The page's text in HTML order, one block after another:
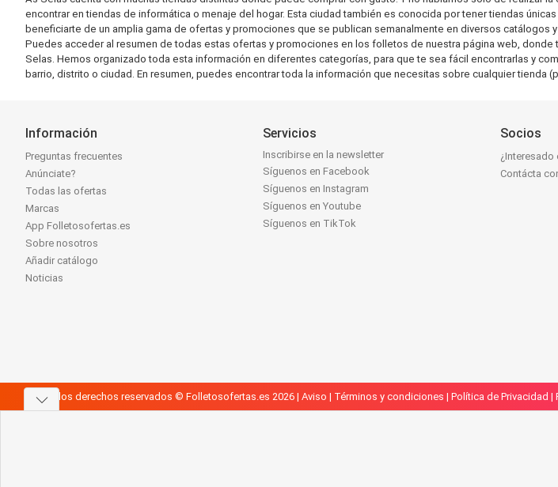
encontrar en tiendas de informática o menaje del hogar. Esta ciudad también es conocida por tener tiendas
beneficiarte de un amplia gama de ofertas y promociones que se publican semanalmente en diversos catálogos
Puedes acceder al resumen de todas estas ofertas y promociones en los folletos de nuestra página web,
Selas. Hemos organizado toda esta información en diferentes categorías, para que te sea fácil encontrarlas y
barrio, distrito o ciudad. En resumen, puedes encontrar toda la información que necesitas sobre cualquier
Información
Preguntas frecuentes
Anúnciate?
Todas las ofertas
Marcas
App Folletosofertas.es
Sobre nosotros
Añadir catálogo
Noticias
Servicios
Inscribirse en la newsletter
Síguenos en Facebook
Síguenos en Instagram
Síguenos en Youtube
Síguenos en TikTok
Socios
¿Interesado
Contácta
Todos los derechos reservados © Folletosofertas.es 2026 | Aviso | Términos y condiciones | Política de Privacidad |